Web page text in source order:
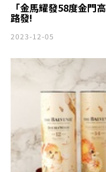
「金馬耀發58度金門
路發!
2023-12-05